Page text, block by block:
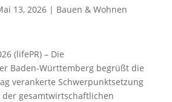
13, 2026| Bauen & Wohnen
(lifePR) – Die
Baden-Württemberg begrüßt die
verankerte Schwerpunktsetzung
gesamtwirtschaftlichen